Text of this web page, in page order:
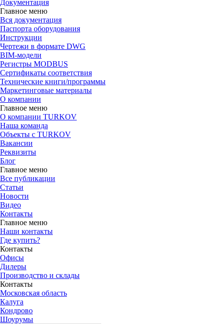
Документация
Главное меню
Вся документация
Паспорта оборудования
Инструкции
Чертежи в формате DWG
BIM-модели
Регистры MODBUS
Сертификаты соответствия
Технические книги/программы
Маркетинговые материалы
О компании
Главное меню
О компании TURKOV
Наша команда
Объекты с TURKOV
Вакансии
Реквизиты
Блог
Главное меню
Все публикации
Статьи
Новости
Видео
Контакты
Главное меню
Наши контакты
Где купить?
Контакты
Офисы
Дилеры
Производство и склады
Контакты
Московская область
Калуга
Кондрово
Шоурумы